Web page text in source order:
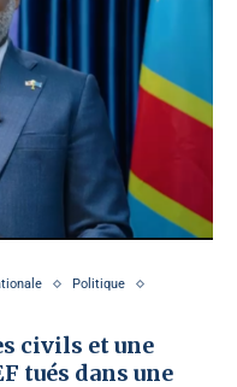
Politique
civils et une
tués dans une